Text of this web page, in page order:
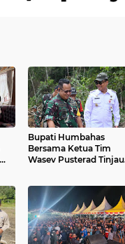
Bupati Humbahas
Bersama Ketua Tim
Wasev Pusterad Tinjau